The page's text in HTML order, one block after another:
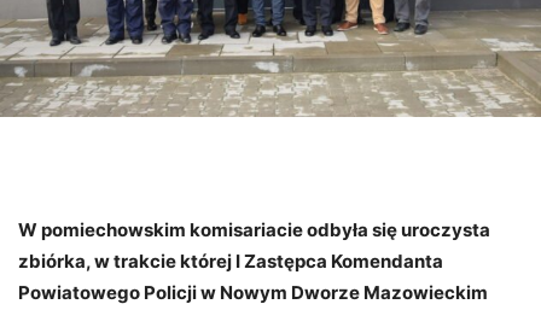
W pomiechowskim komisariacie odbyła się uroczysta
zbiórka, w trakcie której I Zastępca Komendanta
Powiatowego Policji w Nowym Dworze Mazowieckim